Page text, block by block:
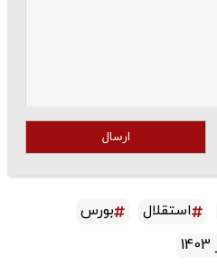
ارسال
استقلال
بورس